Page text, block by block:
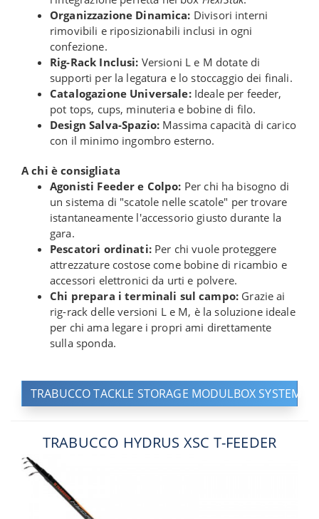
Organizzazione Dinamica: Divisori interni
rimovibili e riposizionabili inclusi in ogni
confezione.
Rig-Rack Inclusi: Versioni L e M dotate di
supporti per la legatura e lo stoccaggio dei finali.
Catalogazione Universale:Ideale per feeder,
pot tops, cups, minuteria e bobine di filo.
Design Salva-Spazio: Massima capacità di carico
con il minimo ingombro esterno.
A chi è consigliata
Agonisti Feeder e Colpo: Per chi ha bisogno di
un sistema di "scatole nelle scatole" per trovare
istantaneamente l'accessorio giusto durante la
gara.
Pescatori ordinati:Per chi vuole proteggere
attrezzature costose come bobine di ricambio e
accessori elettronici da urti e polvere.
Chi prepara i terminali sul campo: Grazie ai
rig-rack delle versioni L e M, è la soluzione ideale
per chi ama legare i propri ami direttamente
sulla sponda.
TRABUCCO TACKLE STORAGE MODULBOX SYSTEM
TRABUCCO HYDRUS XSC T-FEEDER